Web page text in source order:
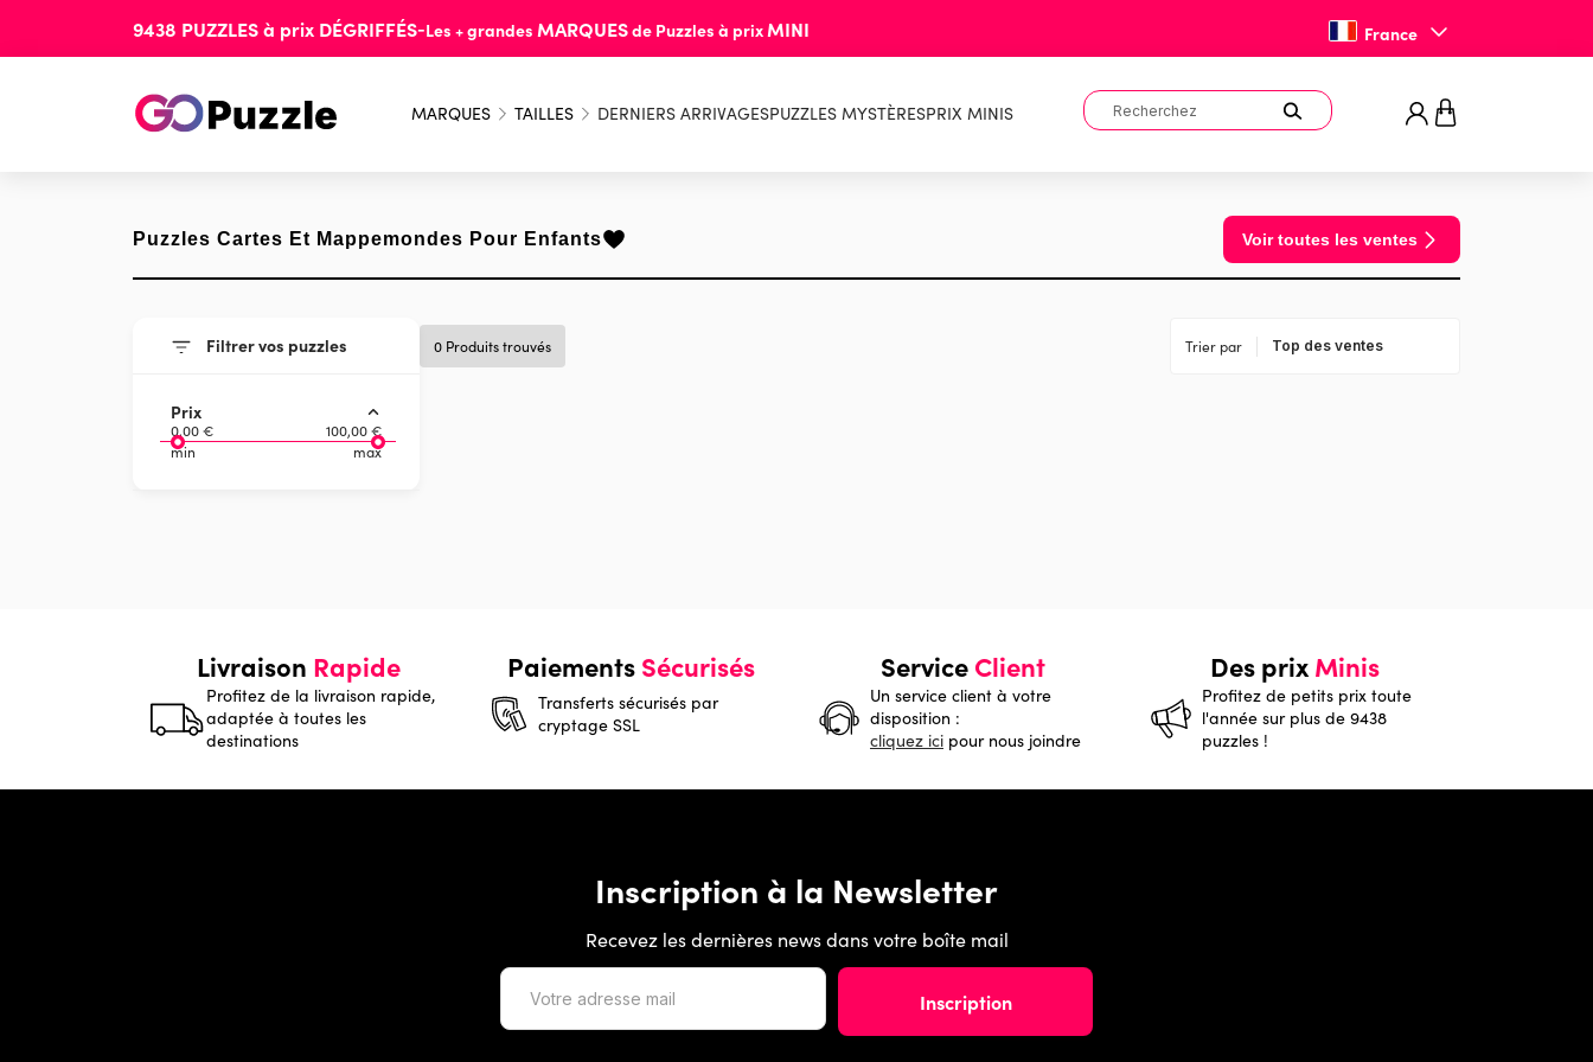
9438 PUZZLESà prix DÉGRIFFÉS-Les + grandes MARQUESde Puzzles à prix MINI France
MARQUES TAILLES DERNIERS ARRIVAGESPUZZLES MYSTÈRESPRIX MINIS
Puzzles Cartes Et Mappemondes Pour Enfants Voir toutes les ventes
0 Produits trouvés Trier par
Filtrer vos puzzles
Prix
0,00 €
100,00 €
min
max
Livraison Rapide
Profitez de la livraison rapide,
adaptée à toutes les
destinations
PaiementsSécurisés
Transferts sécurisés par
cryptage SSL
ServiceClient
Un service client à votre
disposition :
cliquez ici pour nous joindre
Des prixMinis
Profitez de petits prix toute
l'année sur plus de 9438
puzzles !
Inscription à la Newsletter
Recevez les dernières news dans votre boîte mail